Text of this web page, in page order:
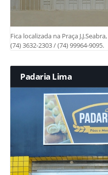
Fica localizada na Praça
(74) 3632-2303 / (74) 99964-9095.
Padaria Lima